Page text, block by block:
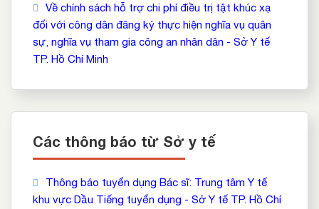
Về chính sách hỗ trợ chi phí điều trị tật khúc xạ
đối với công dân đăng ký thực hiện nghĩa vụ quân
sự, nghĩa vụ tham gia công an nhân dân - Sở Y tế
TP. Hồ Chí Minh
Các thông báo từ Sở y tế
Thông báo tuyển dụng Bác sĩ: Trung tâm Y tế
khu vực Dầu Tiếng tuyển dụng - Sở Y tế TP. Hồ Chí